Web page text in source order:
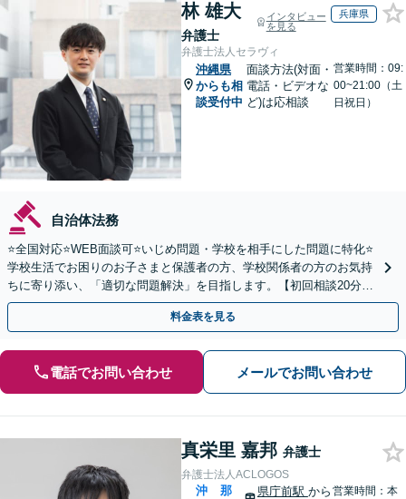
林 雄大
弁護士
インタビュー
を見る
兵庫県
弁護士法人セラヴィ
沖縄県
からも相
談受付中
面談方法(対面・
電話・ビデオな
ど)は応相談
営業時間：09:
00~21:00（土
日祝日）
自治体法務
⭐️全国対応⭐️WEB面談可⭐️いじめ問題・学校を相手にした問題に特化⭐️
学校生活でお困りのお子さまと保護者の方、学校関係者の方のお気持
ちに寄り添い、「適切な問題解決」を目指します。【初回相談20分無
料】
料金表を見る
電話でお問い合わせ メールでお問い合わせ
真栄里 嘉邦 弁護士
弁護士法人ACLOGOS
沖
那
県庁前駅 から 営業時間：本